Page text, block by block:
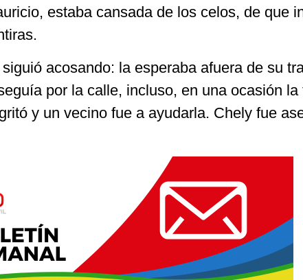
estaba cansada de los celos, de que
acosando: la esperaba afuera de su
por la calle, incluso, en una ocasión la
y un vecino fue a ayudarla. Chely fue